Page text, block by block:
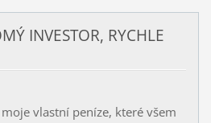
INVESTOR, RYCHLE
vlastní peníze, které všem